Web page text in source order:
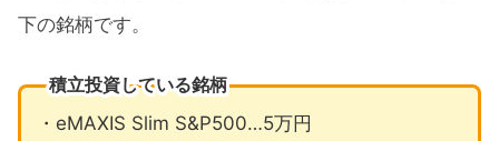
下の銘柄です。
積立投資している銘柄
・eMAXIS Slim S&P500…5万円